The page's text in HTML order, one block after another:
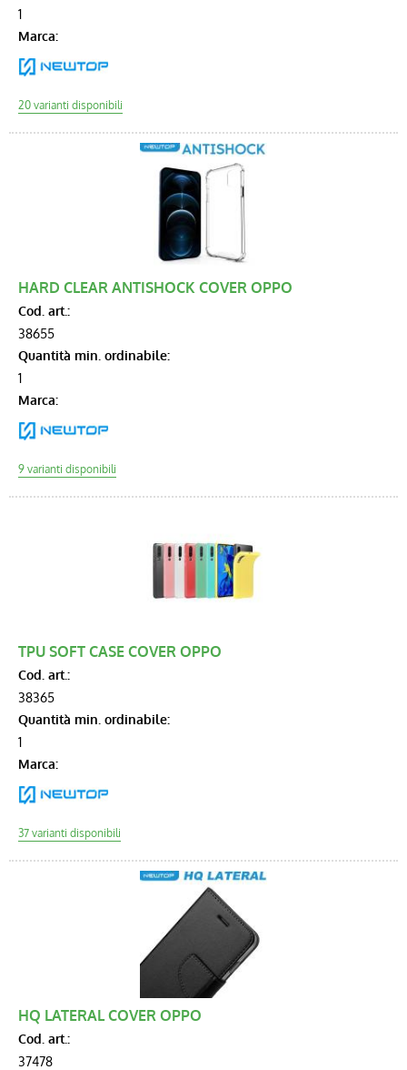
1
Marca:
HARD CLEAR ANTISHOCK COVER OPPO
Cod. art.:
38655
Quantità min. ordinabile:
1
Marca:
TPU SOFT CASE COVER OPPO
Cod. art.:
38365
Quantità min. ordinabile:
1
Marca:
HQ LATERAL COVER OPPO
Cod. art.:
37478